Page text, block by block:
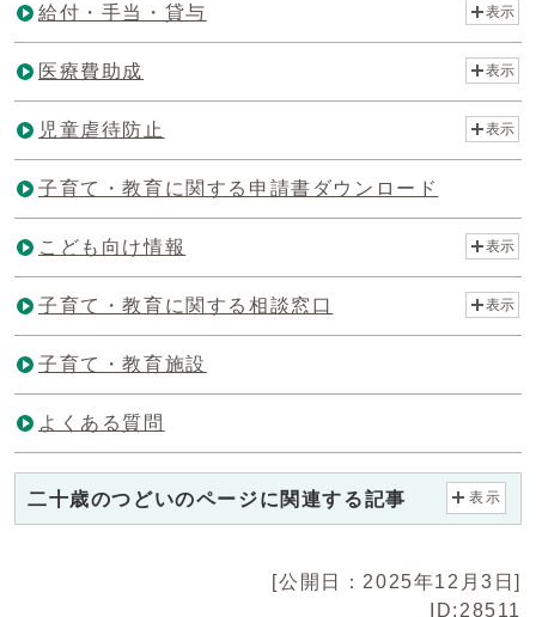
給付・手当・貸与 表示
医療費助成 表示
児童虐待防止 表示
子育て・教育に関する申請書ダウンロード
こども向け情報 表示
子育て・教育に関する相談窓口 表示
子育て・教育施設
よくある質問
二十歳のつどいのページに関連する記事 表示
[公開日：2025年12月3日]
ID:28511